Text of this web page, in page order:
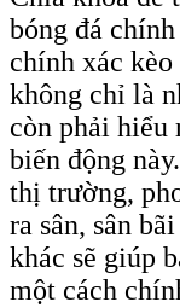
bóng đá
chính xác
không chỉ là
còn phải hiểu
biến động
thị trường,
ra sân, sân
khác sẽ giúp
một cách